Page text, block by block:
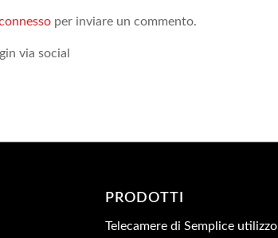
per inviare un commento.
via social
PRODOTTI
Telecamere di Semplice utilizzo